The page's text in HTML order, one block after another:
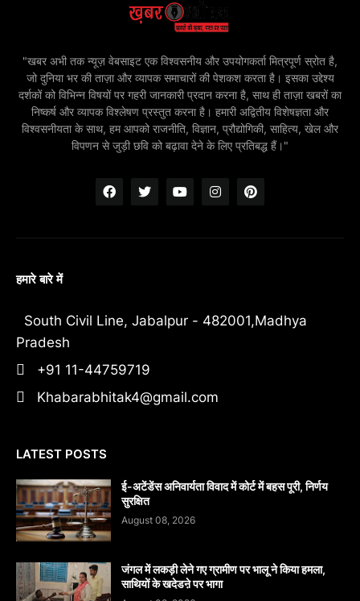
"खबर अभी तक न्यूज़ वेबसाइट एक विश्वसनीय और उपयोगकर्ता मित्रपूर्ण स्रोत है,
जो दुनिया भर की ताज़ा और व्यापक समाचारों की पेशकश करता है। इसका उद्देश्य
दर्शकों को विभिन्न विषयों पर गहरी जानकारी प्रदान करना है, साथ ही ताज़ा खबरों का
निष्कर्ष और व्यापक विश्लेषण प्रस्तुत करना है। हमारी अद्वितीय विशेषज्ञता और
विश्वसनीयता के साथ, हम आपको राजनीति, विज्ञान, प्रौद्योगिकी, साहित्य, खेल और
विपणन से जुड़ी छवि को बढ़ावा देने के लिए प्रतिबद्ध हैं।"
हमारे बारे में
South Civil Line, Jabalpur - 482001,Madhya
Pradesh
+91 11-44759719
Khabarabhitak4@gmail.com
LATEST POSTS
​ई-अटेंडेंस अनिवार्यता विवाद में कोर्ट में बहस पूरी, निर्णय
सुरक्षित
August 08, 2026
जंगल में लकड़ी लेने गए ग्रामीण पर भालू ने किया हमला,
साथियों के खदेडऩे पर भागा